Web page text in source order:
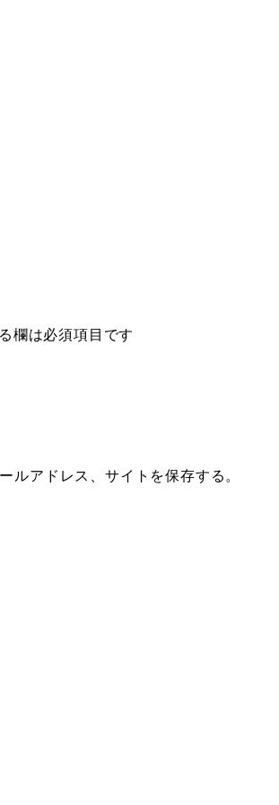
欄は必須項目です
ルアドレス、サイトを保存する。